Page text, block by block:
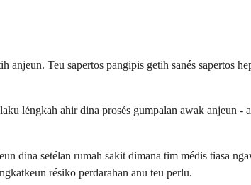
Teu sapertos pangipis getih sanés sapertos
léngkah ahir dina prosés gumpalan awak anjeun -
dina setélan rumah sakit dimana tim médis tiasa
résiko perdarahan anu teu perlu.